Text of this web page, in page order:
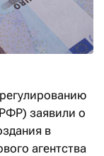
заявили о
в
агентства